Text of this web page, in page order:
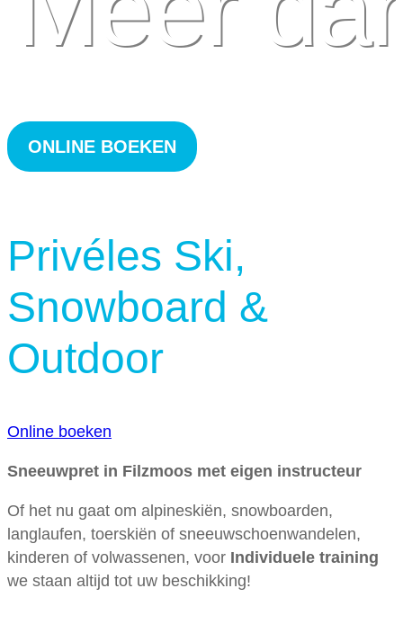
ONLINE BOEKEN
Privéles Ski,
Snowboard &
Outdoor
Online boeken
Sneeuwpret in Filzmoos met eigen instructeur
Of het nu gaat om alpineskiën, snowboarden,
langlaufen, toerskiën of sneeuwschoenwandelen,
kinderen of volwassenen, voor Individuele training
we staan altijd tot uw beschikking!